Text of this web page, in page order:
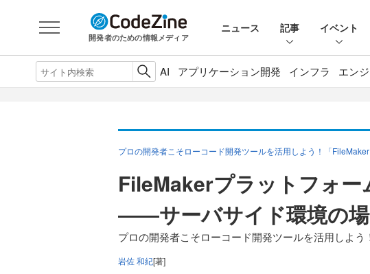
開発者のための情報メディア
ニュース 記事 イベント
AI アプリケーション開発 インフラ エン
プロの開発者こそローコード開発ツールを活用しよう！「
FileMakerプラットフォー
――サーバサイド環境の
プロの開発者こそローコード開発ツールを活用しよ
岩佐 和紀[著]